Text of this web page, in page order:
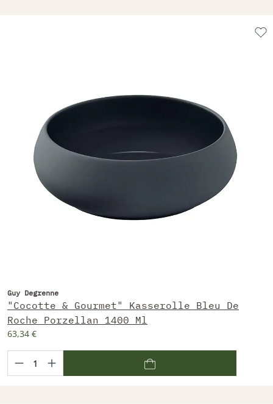
Guy Degrenne
"Cocotte & Gourmet" Kasserolle Bleu De
Roche Porzellan 1400 Ml
63,34 €